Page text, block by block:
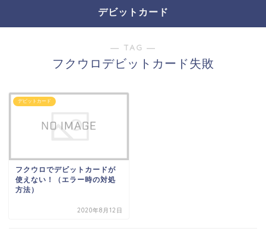
デビットカード
― TAG ―
フクウロデビットカード失敗
デビットカード
フクウロでデビットカードが
使えない！（エラー時の対処
方法）
2020年8月12日